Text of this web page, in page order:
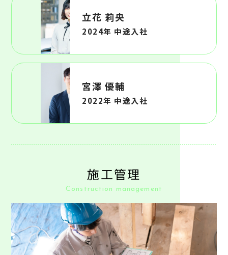
立花 莉央
2024年 中途入社
宮澤 優輔
2022年 中途入社
施工管理
Construction management